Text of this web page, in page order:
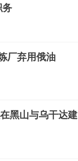
务
厂弃用俄油
黑山与乌干达建